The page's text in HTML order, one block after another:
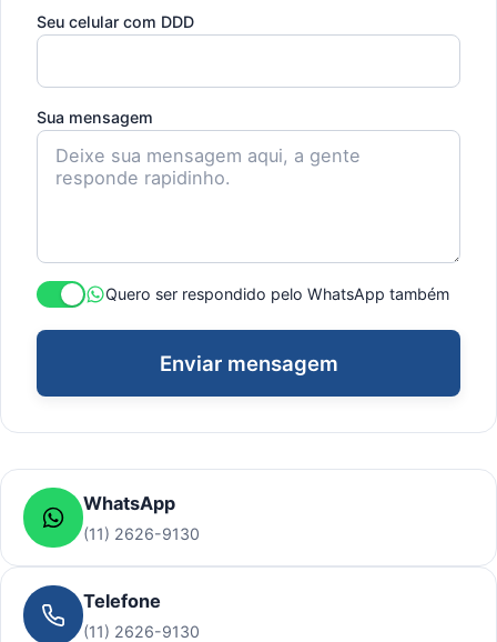
Seu celular com DDD
Sua mensagem
Quero ser respondido pelo WhatsApp também
Enviar mensagem
WhatsApp
(11) 2626-9130
Telefone
(11) 2626-9130